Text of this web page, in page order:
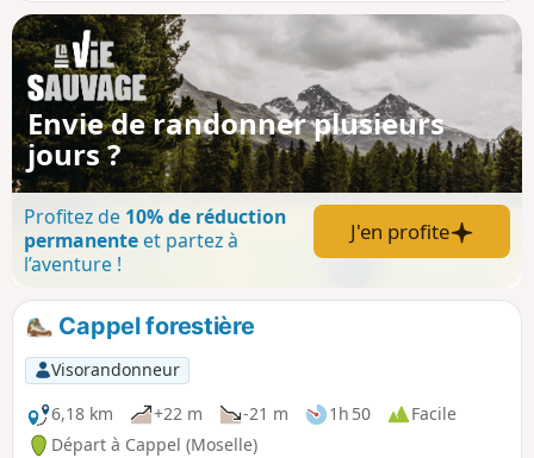
Envie de randonner plusieurs
jours ?
Profitez de 10% de réduction
permanenteet partez à
l’aventure !
J'en profite
Cappel forestière
Visorandonneur
6,18 km
+22 m -21 m 1h 50
Facile
Départ à Cappel (Moselle)